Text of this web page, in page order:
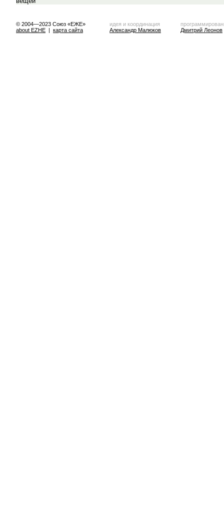
© 2004—2023 Союз «ЕЖЕ»
about EZHE | карта сайта
идея и координация
Александр Малюков
Дмитрий Леонов